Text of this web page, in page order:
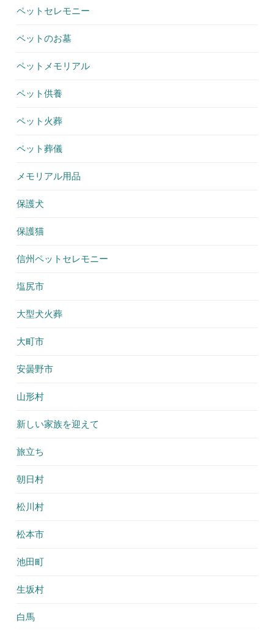
ペットセレモニー
ペットのお墓
ペットメモリアル
ペット供養
ペット火葬
ペット葬儀
メモリアル用品
保護犬
保護猫
信州ペットセレモニー
塩尻市
大型犬火葬
大町市
安曇野市
山形村
新しい家族を迎えて
旅立ち
朝日村
松川村
松本市
池田町
生坂村
白馬